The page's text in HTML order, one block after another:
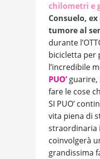
chilometri e
Consuelo,
tumore al
durante
bicicletta per
l’incredibile
PUO’guarire,
fare le cose
SI PUO’
vita piena di
straordinaria
coinvolgerà
grandissima